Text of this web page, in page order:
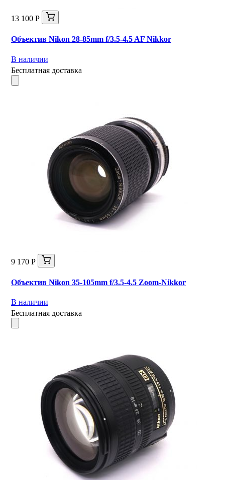
13 100 Р
Объектив Nikon 28-85mm f/3.5-4.5 AF Nikkor
В наличии
Бесплатная доставка
9 170 Р
Объектив Nikon 35-105mm f/3.5-4.5 Zoom-Nikkor
В наличии
Бесплатная доставка